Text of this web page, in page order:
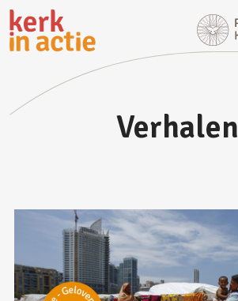
Doorgaan
naar
hoofdinhoud
Verhalen